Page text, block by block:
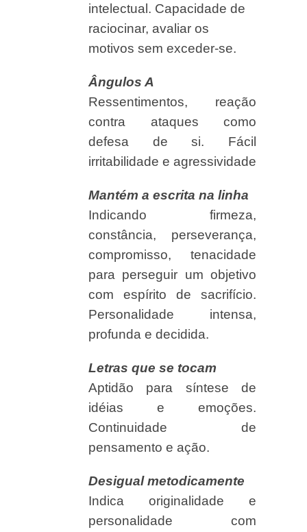
intelectual. Capacidade de
raciocinar, avaliar os
motivos sem exceder-se.
Ângulos A
Ressentimentos, reação
contra ataques como
defesa de si. Fácil
irritabilidade e agressividade
Mantém a escrita na linha
Indicando firmeza,
constância, perseverança,
compromisso, tenacidade
para perseguir um objetivo
com espírito de sacrifício.
Personalidade intensa,
profunda e decidida.
Letras que se tocam
Aptidão para síntese de
idéias e emoções.
Continuidade de
pensamento e ação.
Desigual metodicamente
Indica originalidade e
personalidade com